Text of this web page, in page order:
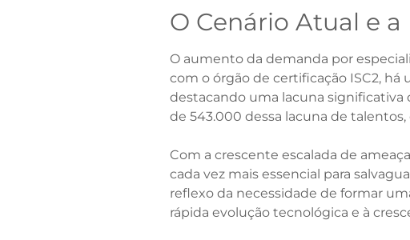
O Cenário Atual e
O aumento da demanda por
com o órgão de certificação ISC2,
destacando uma lacuna significativa
de 543.000 dessa lacuna de
Com a crescente escalada de
cada vez mais essencial para
reflexo da necessidade de formar
rápida evolução tecnológica e à